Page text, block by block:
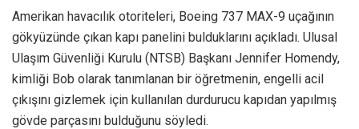
Amerikan havacılık otoriteleri, Boeing 737 MAX-9 uçağının
gökyüzünde çıkan kapı panelini bulduklarını açıkladı. Ulusal
Ulaşım Güvenliği Kurulu (NTSB) Başkanı Jennifer Homendy,
kimliği Bob olarak tanımlanan bir öğretmenin, engelli acil
çıkışını gizlemek için kullanılan durdurucu kapıdan yapılmış
gövde parçasını bulduğunu söyledi.